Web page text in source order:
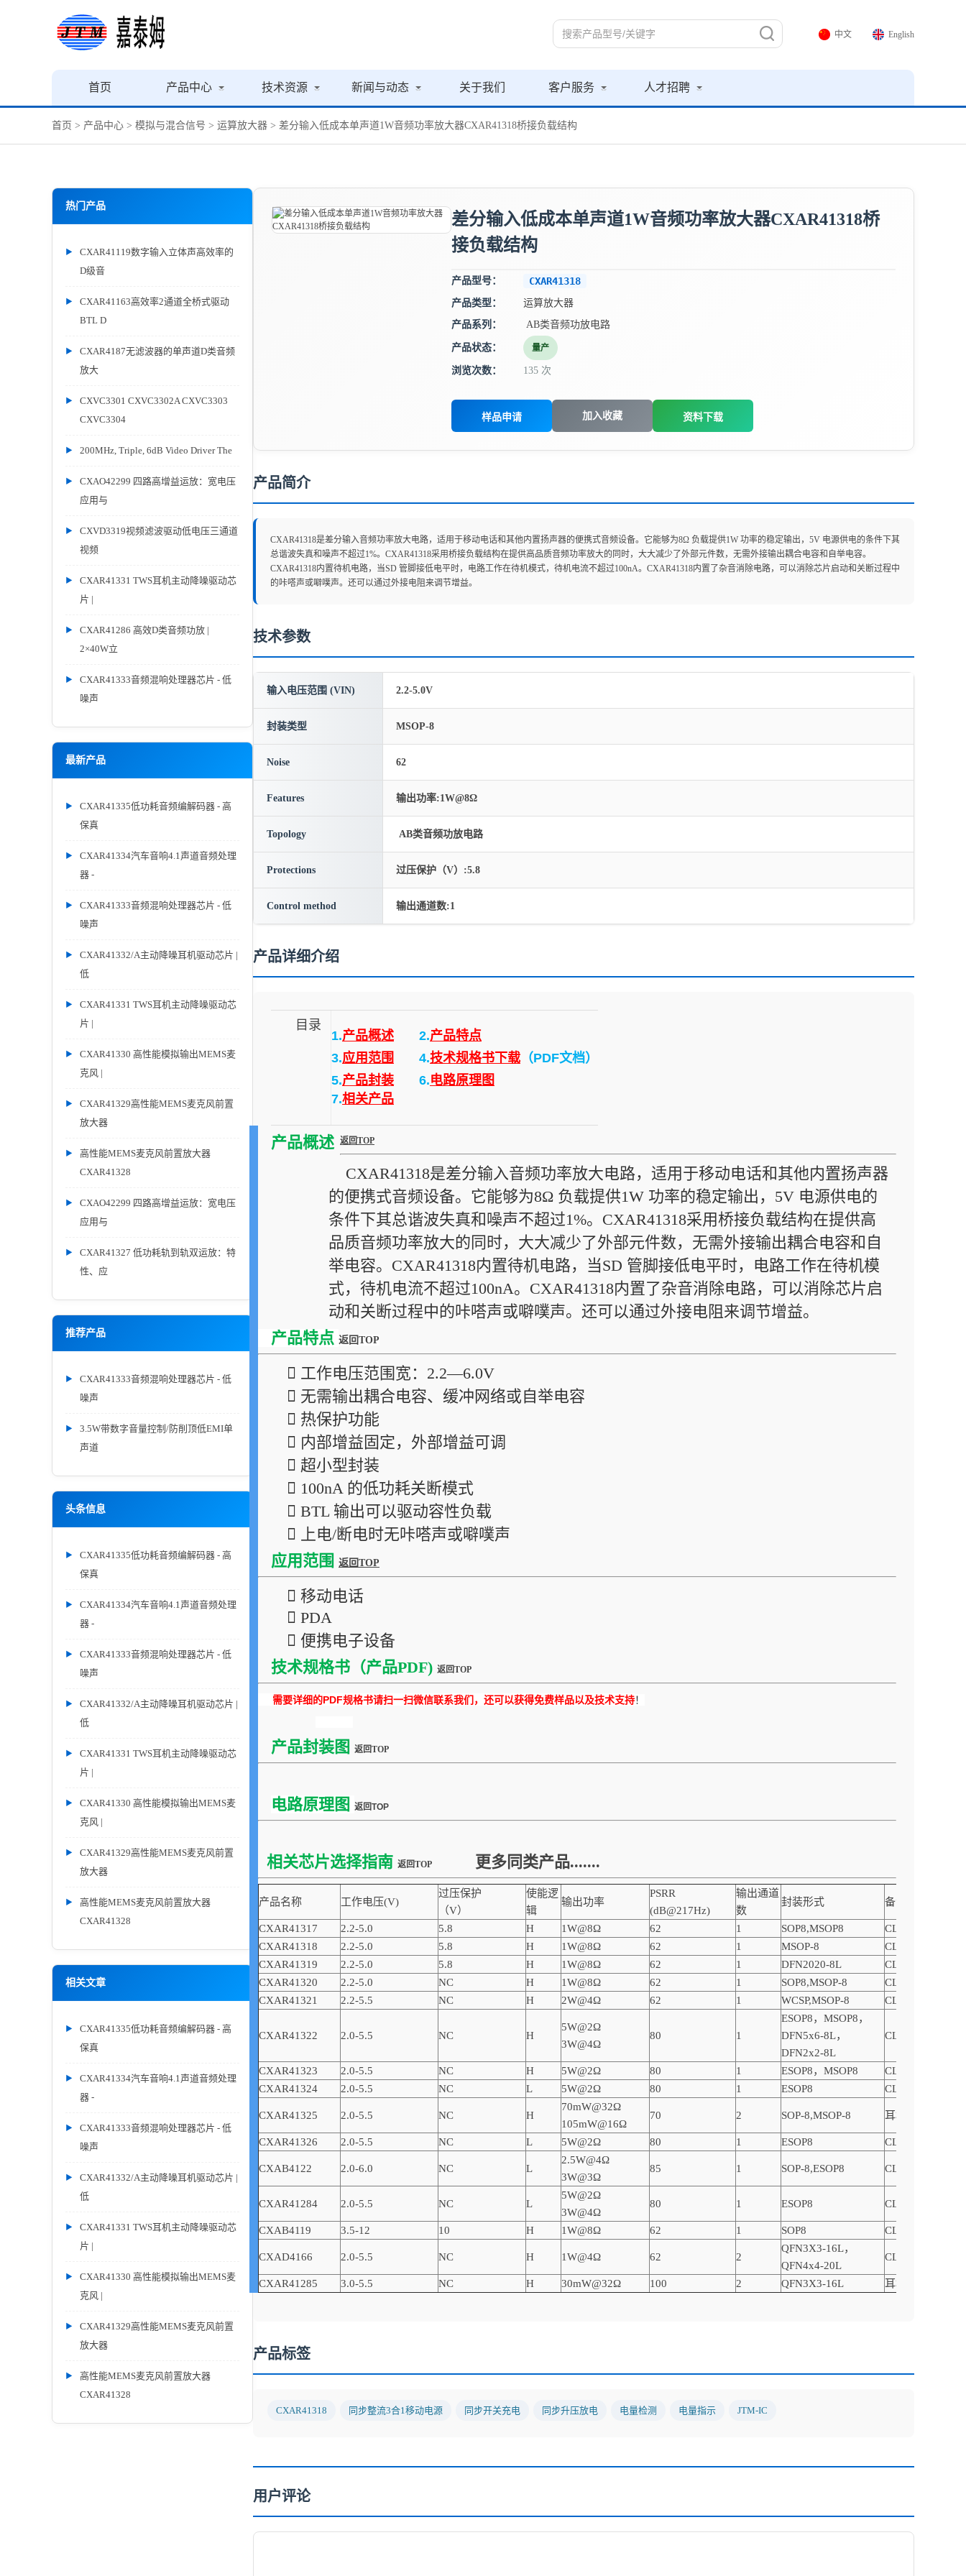
中文 English
首页 产品中心 技术资源 新闻与动态 关于我们 客户服务 人才招聘
首页 > 产品中心 > 模拟与混合信号 > 运算放大器 > 差分输入低成本单声道1W音频功率放大器CXAR41318桥接负载结构
热门产品
CXAR41119数字输入立体声高效率的
D级音
CXAR41163高效率2通道全桥式驱动
BTL D
CXAR4187无滤波器的单声道D类音频
放大
CXVC3301 CXVC3302A CXVC3303
CXVC3304
200MHz, Triple, 6dB Video Driver The
CXAO42299 四路高增益运放：宽电压
应用与
CXVD3319视频滤波驱动低电压三通道
视频
CXAR41331 TWS耳机主动降噪驱动芯
片 |
CXAR41286 高效D类音频功放 |
2×40W立
CXAR41333音频混响处理器芯片 - 低
噪声
最新产品
CXAR41335低功耗音频编解码器 - 高
保真
CXAR41334汽车音响4.1声道音频处理
器 -
CXAR41333音频混响处理器芯片 - 低
噪声
CXAR41332/A主动降噪耳机驱动芯片 |
低
CXAR41331 TWS耳机主动降噪驱动芯
片 |
CXAR41330 高性能模拟输出MEMS麦
克风 |
CXAR41329高性能MEMS麦克风前置
放大器
高性能MEMS麦克风前置放大器
CXAR41328
CXAO42299 四路高增益运放：宽电压
应用与
CXAR41327 低功耗轨到轨双运放：特
性、应
推荐产品
CXAR41333音频混响处理器芯片 - 低
噪声
3.5W带数字音量控制/防削顶低EMI单
声道
头条信息
CXAR41335低功耗音频编解码器 - 高
保真
CXAR41334汽车音响4.1声道音频处理
器 -
CXAR41333音频混响处理器芯片 - 低
噪声
CXAR41332/A主动降噪耳机驱动芯片 |
低
CXAR41331 TWS耳机主动降噪驱动芯
片 |
CXAR41330 高性能模拟输出MEMS麦
克风 |
CXAR41329高性能MEMS麦克风前置
放大器
高性能MEMS麦克风前置放大器
CXAR41328
相关文章
CXAR41335低功耗音频编解码器 - 高
保真
CXAR41334汽车音响4.1声道音频处理
器 -
CXAR41333音频混响处理器芯片 - 低
噪声
CXAR41332/A主动降噪耳机驱动芯片 |
低
CXAR41331 TWS耳机主动降噪驱动芯
片 |
CXAR41330 高性能模拟输出MEMS麦
克风 |
CXAR41329高性能MEMS麦克风前置
放大器
高性能MEMS麦克风前置放大器
CXAR41328
差分输入低成本单声道1W音频功率放大器CXAR41318桥
接负载结构
产品型号： CXAR41318
产品类型：
运算放大器
产品系列：
AB类音频功放电路
产品状态： 量产
浏览次数： 135 次
样品申请 加入收藏 资料下载
产品简介
CXAR41318是差分输入音频功率放大电路，适用于移动电话和其他内置扬声器的便携式音频设备。它能够为8Ω 负载提供1W 功率的稳定输出，5V 电源供电的条件下其
总谐波失真和噪声不超过1%。CXAR41318采用桥接负载结构在提供高品质音频功率放大的同时，大大减少了外部元件数，无需外接输出耦合电容和自举电容。
CXAR41318内置待机电路，当SD 管脚接低电平时，电路工作在待机模式，待机电流不超过100nA。CXAR41318内置了杂音消除电路，可以消除芯片启动和关断过程中
的咔嗒声或噼噗声。还可以通过外接电阻来调节增益。
技术参数
输入电压范围 (VIN) 2.2-5.0V
封装类型 MSOP-8
Noise 62
Features 输出功率:1W@8Ω
Topology AB类音频功放电路
Protections 过压保护（V）:5.8
Control method 输出通道数:1
产品详细介绍
目录
1.产品概述 2.产品特点
3.应用范围 4.技术规格书下载 （PDF文档）
5.产品封装 6.电路原理图
7.相关产品
产品概述 返回TOP
CXAR41318是差分输入音频功率放大电路，适用于移动电话和其他内置扬声器
的便携式音频设备。它能够为8Ω 负载提供1W 功率的稳定输出，5V 电源供电的
条件下其总谐波失真和噪声不超过1%。CXAR41318采用桥接负载结构在提供高
品质音频功率放大的同时，大大减少了外部元件数，无需外接输出耦合电容和自
举电容。CXAR41318内置待机电路，当SD 管脚接低电平时，电路工作在待机模
式，待机电流不超过100nA。CXAR41318内置了杂音消除电路，可以消除芯片启
动和关断过程中的咔嗒声或噼噗声。还可以通过外接电阻来调节增益。
产品特点 返回TOP
 工作电压范围宽：2.2—6.0V
 无需输出耦合电容、缓冲网络或自举电容
 热保护功能
 内部增益固定，外部增益可调
 超小型封装
 100nA 的低功耗关断模式
 BTL 输出可以驱动容性负载
 上电/断电时无咔嗒声或噼噗声
应用范围 返回TOP
 移动电话
 PDA
 便携电子设备
技术规格书（产品PDF) 返回TOP
需要详细的PDF规格书请扫一扫微信联系我们，还可以获得免费样品以及技术支持！
产品封装图 返回TOP
电路原理图 返回TOP
相关芯片选择指南 返回TOP 更多同类产品.......
产品名称 工作电压(V)
过压保护
（V）
使能逻
辑
输出功率
PSRR
(dB@217Hz)
输出通道
数
封装形式 备注
CXAR41317 2.2-5.0 5.8 H 1W@8Ω 62 1 SOP8,MSOP8
CLASS AB
CXAR41318
2.2-5.0 5.8 H 1W@8Ω 62 1 MSOP-8
CLASS AB
CXAR41319
2.2-5.0 5.8 H 1W@8Ω 62 1 DFN2020-8L
CLASS AB
CXAR41320
2.2-5.0 NC H 1W@8Ω 62 1 SOP8,MSOP-8
CLASS AB
CXAR41321
2.2-5.5 NC H 2W@4Ω 62 1 WCSP,MSOP-8 CLASS AB
CXAR41322 2.0-5.5 NC H
5W@2Ω
3W@4Ω
80 1
ESOP8，MSOP8，
DFN5x6-8L，
DFN2x2-8L
CLASS D
CXAR41323 2.0-5.5 NC H 5W@2Ω 80 1 ESOP8，MSOP8
CLASS D
CXAR41324
2.0-5.5 NC L 5W@2Ω 80 1 ESOP8 CLASS D
CXAR41325 2.0-5.5 NC H
70mW@32Ω
105mW@16Ω
70 2 SOP-8,MSOP-8 耳机放大器
CXAR41326 2.0-5.5 NC L 5W@2Ω 80 1 ESOP8 CLASS F
CXAB4122 2.0-6.0 NC L
2.5W@4Ω
3W@3Ω
85 1 SOP-8,ESOP8 CLASS AB
CXAR41284 2.0-5.5 NC L
5W@2Ω
3W@4Ω
80 1 ESOP8 CLASS AB
CXAB4119 3.5-12 10 H 1W@8Ω 62 1 SOP8 CLASS AB
CXAD4166 2.0-5.5 NC H 1W@4Ω 62 2
QFN3X3-16L，
QFN4x4-20L
CLASS D
CXAR41285 3.0-5.5 NC H 30mW@32Ω 100 2 QFN3X3-16L 耳机放大器
产品标签
CXAR41318 同步整流3合1移动电源 同步开关充电 同步升压放电 电量检测 电量指示 JTM-IC
用户评论